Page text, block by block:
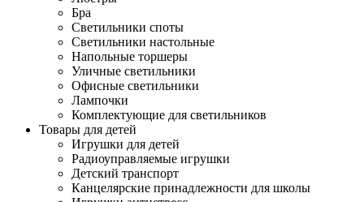
Бра
Светильники споты
Светильники настольные
Напольные торшеры
Уличные светильники
Офисные светильники
Лампочки
Комплектующие для светильников
Товары для детей
Игрушки для детей
Радиоуправляемые игрушки
Детский транспорт
Канцелярские принадлежности для школы